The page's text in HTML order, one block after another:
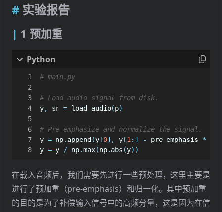
实验报告
1 预加重
# main.py
# Load audio signal from disk.
y, sr = load_audio(p)
# Pre-emphasize and normalize the signal.
y = np. append (y [0], y [1:] - pre_emphasis *
y = y / np.max(np. abs (y))
在载入音频后，我们需要先进行一些预处理，这里主要是
进行了预加重（pre-emphasis）和归一化。其中预加重
的目的是为了补偿输入信号中的高频分量，这是因为在信